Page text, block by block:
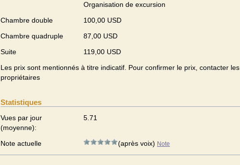
Organisation de excursion
Chambre double
100,00 USD
Chambre quadruple
87,00 USD
Suite
119,00 USD
Les prix sont mentionnés à titre indicatif. Pour confirmer le prix, contacter les
propriétaires
Statistiques
Vues par jour
(moyenne):
5.71
Note actuelle (après voix) Note